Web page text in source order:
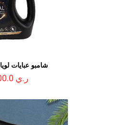
شامبو عبايات لويال 1800 مل
ر.ي 2,800.0